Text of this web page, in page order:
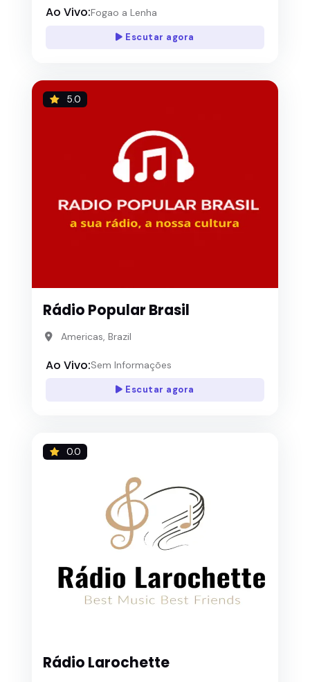
Ao Vivo:Fogao a Lenha
Escutar agora
5.0
Rádio Popular Brasil
Americas, Brazil
Ao Vivo:Sem Informações
Escutar agora
0.0
Rádio Larochette